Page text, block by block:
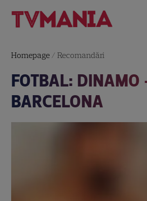
Homepage /Recomandări
FOTBAL: DINAMO
BARCELONA